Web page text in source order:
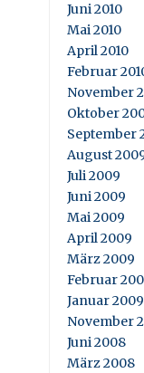
Juni 2010
Mai 2010
April 2010
Februar
November
Oktober
September
August
Juli 2009
Juni 2009
Mai 2009
April 2009
März 2009
Februar
Januar 2009
November
Juni 2008
März 2008